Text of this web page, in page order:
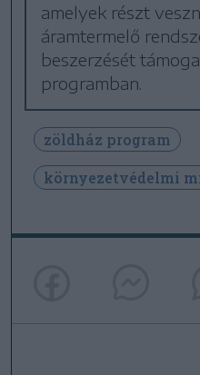
amelyek részt
áramtermelő
beszerzését
programban.
zöldház program
környezetvédelmi